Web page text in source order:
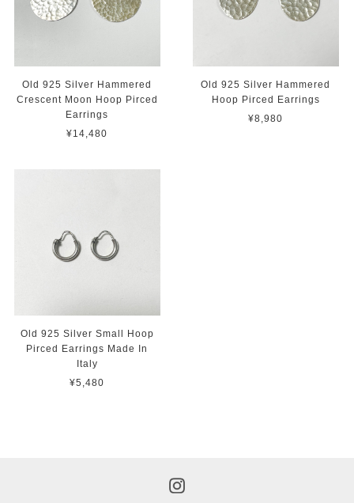
Old 925 Silver Hammered
Crescent Moon Hoop Pirced
Earrings
¥14,480
Old 925 Silver Hammered
Hoop Pirced Earrings
¥8,980
Old 925 Silver Small Hoop
Pirced Earrings Made In
Italy
¥5,480